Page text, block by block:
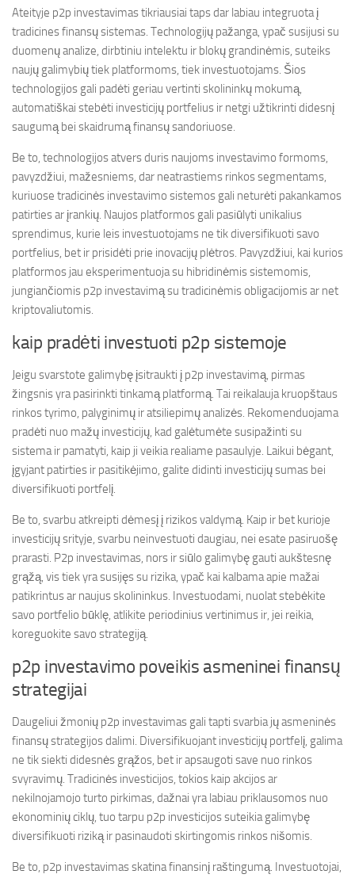
Ateityje p2p investavimas tikriausiai taps dar labiau integruota į
tradicines finansų sistemas. Technologijų pažanga, ypač susijusi su
duomenų analize, dirbtiniu intelektu ir blokų grandinėmis, suteiks
naujų galimybių tiek platformoms, tiek investuotojams. Šios
technologijos gali padėti geriau vertinti skolininkų mokumą,
automatiškai stebėti investicijų portfelius ir netgi užtikrinti didesnį
saugumą bei skaidrumą finansų sandoriuose.
Be to, technologijos atvers duris naujoms investavimo formoms,
pavyzdžiui, mažesniems, dar neatrastiems rinkos segmentams,
kuriuose tradicinės investavimo sistemos gali neturėti pakankamos
patirties ar įrankių. Naujos platformos gali pasiūlyti unikalius
sprendimus, kurie leis investuotojams ne tik diversifikuoti savo
portfelius, bet ir prisidėti prie inovacijų plėtros. Pavyzdžiui, kai kurios
platformos jau eksperimentuoja su hibridinėmis sistemomis,
jungiančiomis p2p investavimą su tradicinėmis obligacijomis ar net
kriptovaliutomis.
kaip pradėti investuoti p2p sistemoje
Jeigu svarstote galimybę įsitraukti į p2p investavimą, pirmas
žingsnis yra pasirinkti tinkamą platformą. Tai reikalauja kruopštaus
rinkos tyrimo, palyginimų ir atsiliepimų analizės. Rekomenduojama
pradėti nuo mažų investicijų, kad galėtumėte susipažinti su
sistema ir pamatyti, kaip ji veikia realiame pasaulyje. Laikui bėgant,
įgyjant patirties ir pasitikėjimo, galite didinti investicijų sumas bei
diversifikuoti portfelį.
Be to, svarbu atkreipti dėmesį į rizikos valdymą. Kaip ir bet kurioje
investicijų srityje, svarbu neinvestuoti daugiau, nei esate pasiruošę
prarasti. P2p investavimas, nors ir siūlo galimybę gauti aukštesnę
grąžą, vis tiek yra susijęs su rizika, ypač kai kalbama apie mažai
patikrintus ar naujus skolininkus. Investuodami, nuolat stebėkite
savo portfelio būklę, atlikite periodinius vertinimus ir, jei reikia,
koreguokite savo strategiją.
p2p investavimo poveikis asmeninei finansų
strategijai
Daugeliui žmonių p2p investavimas gali tapti svarbia jų asmeninės
finansų strategijos dalimi. Diversifikuojant investicijų portfelį, galima
ne tik siekti didesnės grąžos, bet ir apsaugoti save nuo rinkos
svyravimų. Tradicinės investicijos, tokios kaip akcijos ar
nekilnojamojo turto pirkimas, dažnai yra labiau priklausomos nuo
ekonominių ciklų, tuo tarpu p2p investicijos suteikia galimybę
diversifikuoti riziką ir pasinaudoti skirtingomis rinkos nišomis.
Be to, p2p investavimas skatina finansinį raštingumą. Investuotojai,